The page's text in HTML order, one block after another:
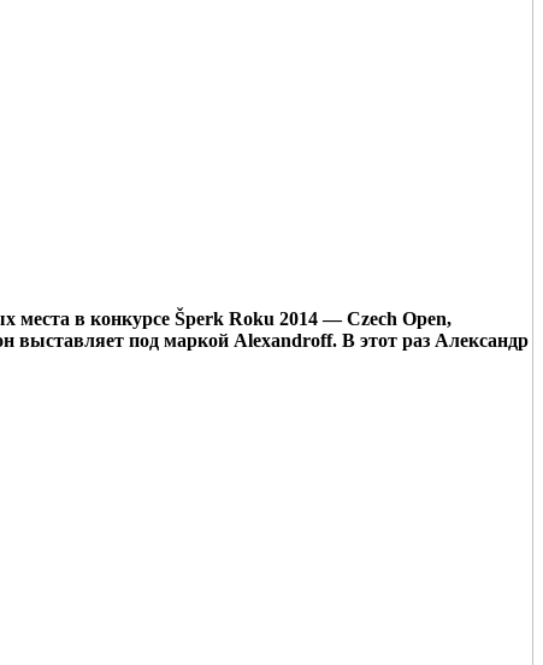
места в конкурсе Šperk Roku 2014 — Czech Open,
под маркой Alexandroff. В этот раз Александр